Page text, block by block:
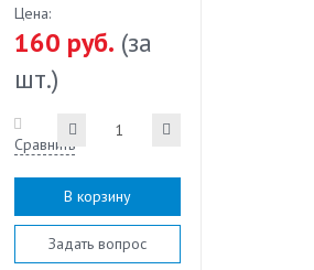
Цена:
160 руб. (за
шт.)
Сравнить
В корзину
Задать вопрос